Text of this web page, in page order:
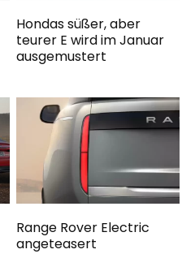
Hondas süßer, aber
teurer E wird im Januar
ausgemustert
Range Rover Electric
angeteasert